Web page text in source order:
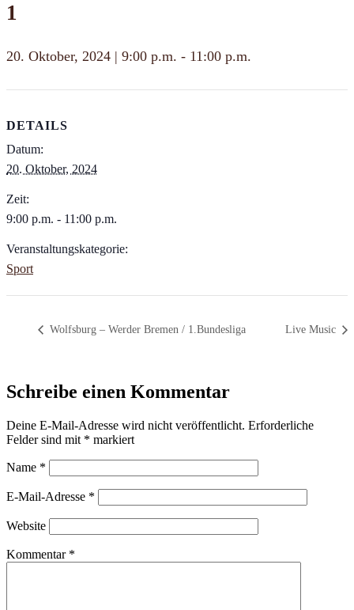
1
20. Oktober, 2024 | 9:00 p.m. - 11:00 p.m.
DETAILS
Datum:
20. Oktober, 2024
Zeit:
9:00 p.m. - 11:00 p.m.
Veranstaltungskategorie:
Sport
Wolfsburg – Werder Bremen / 1.Bundesliga Live Music
Schreibe einen Kommentar
Deine E-Mail-Adresse wird nicht veröffentlicht. Erforderliche
Felder sind mit * markiert
Name *
E-Mail-Adresse *
Website
Kommentar *